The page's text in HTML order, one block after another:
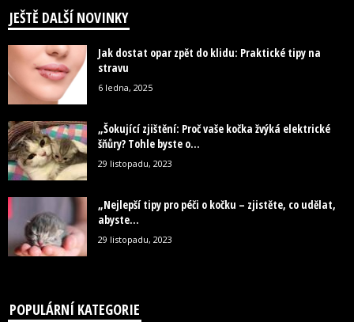
JEŠTĚ DALŠÍ NOVINKY
Jak dostat opar zpět do klidu: Praktické tipy na
stravu
6 ledna, 2025
„Šokující zjištění: Proč vaše kočka žvýká elektrické
šňůry? Tohle byste o...
29 listopadu, 2023
„Nejlepší tipy pro péči o kočku – zjistěte, co udělat,
abyste...
29 listopadu, 2023
POPULÁRNÍ KATEGORIE